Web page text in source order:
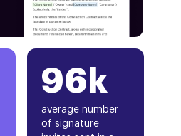
96k
average number
of signature